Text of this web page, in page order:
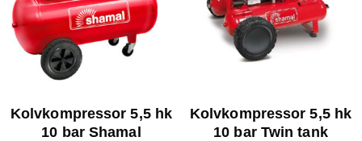
Kolvkompressor 5,5 hk
10 bar Shamal
Kolvkompressor 5,5 hk
10 bar Twin tank